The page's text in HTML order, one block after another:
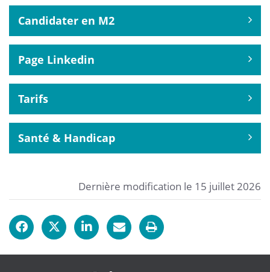
Candidater en M2
Page Linkedin
Tarifs
Santé & Handicap
Dernière modification le 15 juillet 2026